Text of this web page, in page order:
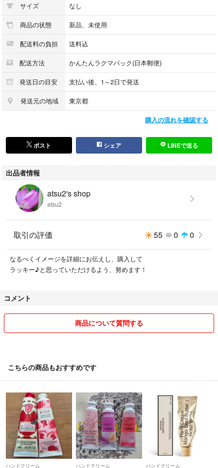
サイズ なし
商品の状態 新品、未使用
配送料の負担 送料込
配送方法 かんたんラクマパック(日本郵便)
発送日の目安 支払い後、1～2日で発送
発送元の地域 東京都
購入の流れを確認する
ポスト シェア LINEで送る
出品者情報
atsu2's shop
atsu2
取引の評価 55 0 0
なるべくイメージを詳細にお伝えし、購入して
ラッキー♪と思っていただけるよう、努めます！
コメント
商品について質問する
こちらの商品もおすすめです
ハンドクリーム ハンドクリーム ハンドクリーム